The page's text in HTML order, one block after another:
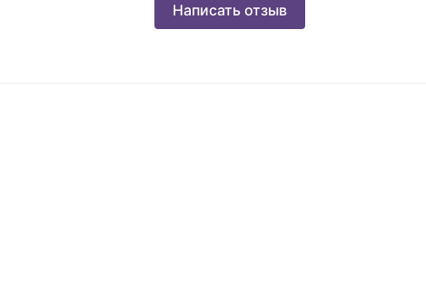
Написать отзыв